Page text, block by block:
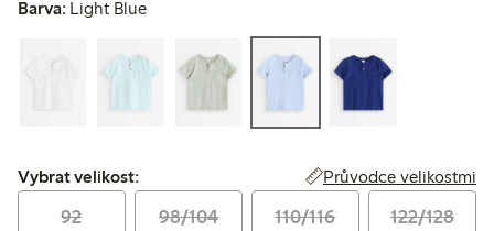
Barva: Light Blue
Vybrat velikost:
Vybrat velikost: Průvodce velikostmi
92 98/104 110/116 122/128